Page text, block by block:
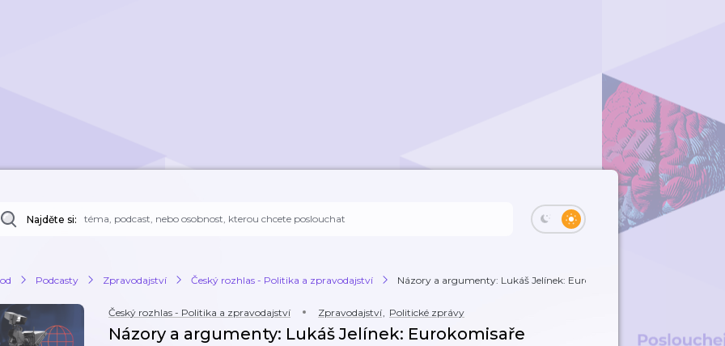
Najděte si:
Podcasty Zpravodajství Český rozhlas - Politika a zpravodajství Názory a argumenty: Lukáš Jelínek: Eurokom...
Český rozhlas - Politika a zpravodajství Zpravodajství, Politické zprávy
Názory a argumenty: Lukáš Jelínek: Eurokomisaře